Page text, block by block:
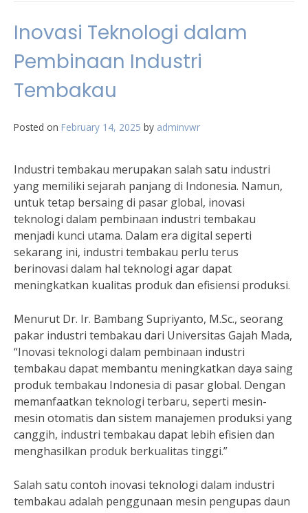
Inovasi Teknologi dalam
Pembinaan Industri
Tembakau
Posted on February 14, 2025 by adminvwr
Industri tembakau merupakan salah satu industri
yang memiliki sejarah panjang di Indonesia. Namun,
untuk tetap bersaing di pasar global, inovasi
teknologi dalam pembinaan industri tembakau
menjadi kunci utama. Dalam era digital seperti
sekarang ini, industri tembakau perlu terus
berinovasi dalam hal teknologi agar dapat
meningkatkan kualitas produk dan efisiensi produksi.
Menurut Dr. Ir. Bambang Supriyanto, M.Sc., seorang
pakar industri tembakau dari Universitas Gajah Mada,
“Inovasi teknologi dalam pembinaan industri
tembakau dapat membantu meningkatkan daya saing
produk tembakau Indonesia di pasar global. Dengan
memanfaatkan teknologi terbaru, seperti mesin-
mesin otomatis dan sistem manajemen produksi yang
canggih, industri tembakau dapat lebih efisien dan
menghasilkan produk berkualitas tinggi.”
Salah satu contoh inovasi teknologi dalam industri
tembakau adalah penggunaan mesin pengupas daun